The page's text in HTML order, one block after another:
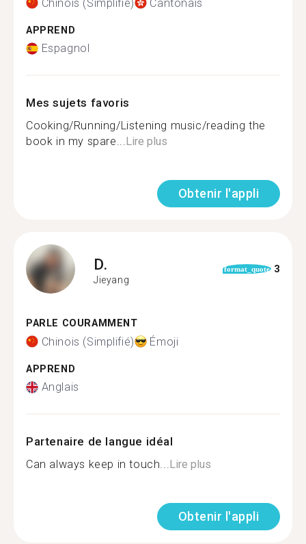
Chinois (Simplifié) Cantonais
APPREND
Espagnol
Mes sujets favoris
Cooking/Running/Listening music/reading the
book in my spare...Lire plus
Obtenir l'appli
D.
Jieyang
format_quote 3
PARLE COURAMMENT
Chinois (Simplifié) Émoji
APPREND
Anglais
Partenaire de langue idéal
Can always keep in touch...Lire plus
Obtenir l'appli